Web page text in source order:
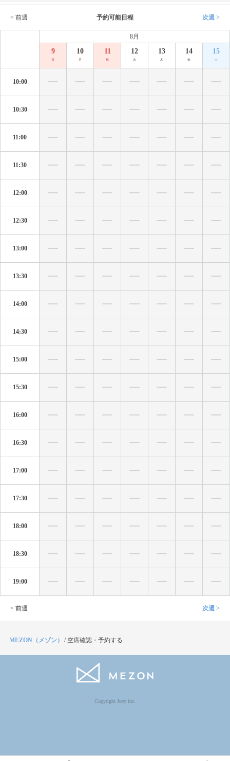
< 前週 予約可能日程 次週 >
8月
9
日
10
月
11
祝
12
水
13
木
14
金
15
土
10:00
10:30
11:00
11:30
12:00
12:30
13:00
13:30
14:00
14:30
15:00
15:30
16:00
16:30
17:00
17:30
18:00
18:30
19:00
< 前週 次週 >
MEZON（メゾン） / 空席確認・予約する
Copyright Jocy inc.